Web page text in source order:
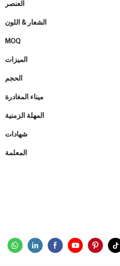
الشعار & اللون
MOQ
الميزات
الحجم
ميناء المغادرة
المهلة الزمنية
شهادات
المعلمة